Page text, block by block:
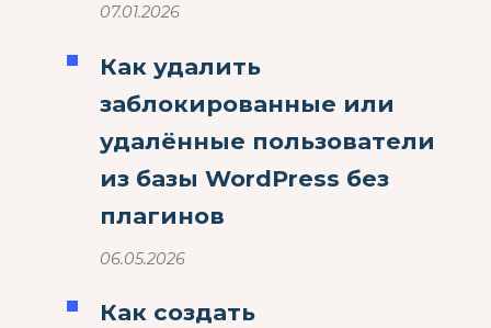
07.01.2026
Как удалить
заблокированные или
удалённые пользователи
из базы WordPress без
плагинов
06.05.2026
Как создать